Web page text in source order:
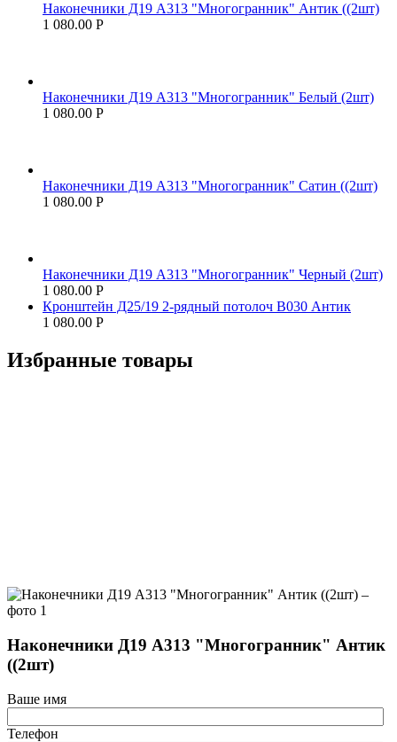
Наконечники Д19 А313 "Многогранник" Антик ((2шт)
1 080.00 Р
Наконечники Д19 А313 "Многогранник" Белый (2шт)
1 080.00 Р
Наконечники Д19 А313 "Многогранник" Сатин ((2шт)
1 080.00 Р
Наконечники Д19 А313 "Многогранник" Черный (2шт)
1 080.00 Р
Кронштейн Д25/19 2-рядный потолоч В030 Антик
1 080.00 Р
Избранные товары
Наконечники Д19 А313 "Многогранник" Антик
((2шт)
Ваше имя
Телефон